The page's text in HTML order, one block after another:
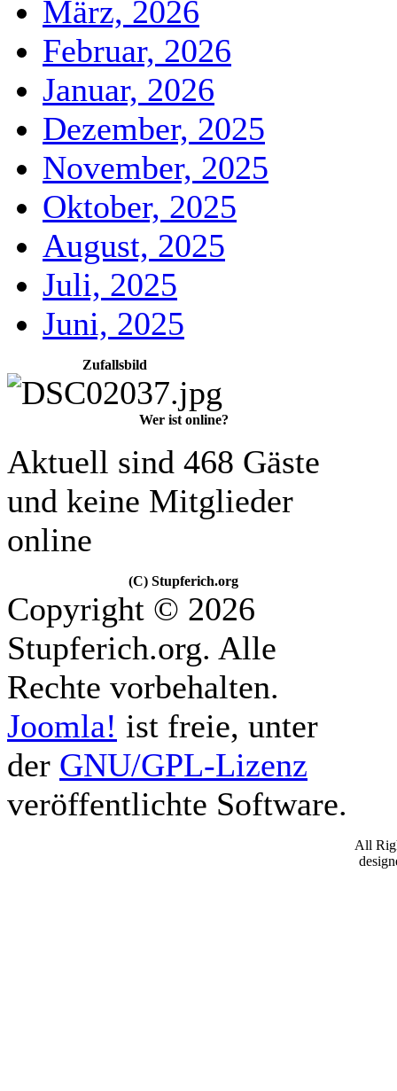
März, 2026
Februar, 2026
Januar, 2026
Dezember, 2025
November, 2025
Oktober, 2025
August, 2025
Juli, 2025
Juni, 2025
Zufallsbild
Wer ist online?
Aktuell sind 468 Gäste
und keine Mitglieder
online
(C) Stupferich.org
Copyright © 2026
Stupferich.org. Alle
Rechte vorbehalten.
Joomla! ist freie, unter
der GNU/GPL-Lizenz
veröffentlichte Software.
All